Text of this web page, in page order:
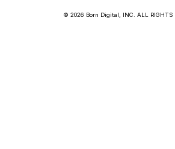
© 2026 Born Digital, INC. ALL RIGHTS